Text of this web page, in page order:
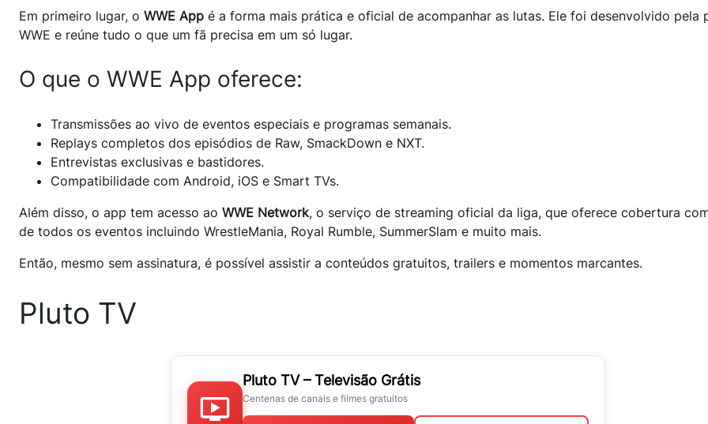
Em primeiro lugar, o WWE App é a forma mais prática e oficial de acompanhar as lutas. Ele foi desenvolvido pela
WWE e reúne tudo o que um fã precisa em um só lugar.
O que o WWE App oferece:
Transmissões ao vivo de eventos especiais e programas semanais.
Replays completos dos episódios de Raw, SmackDown e NXT.
Entrevistas exclusivas e bastidores.
Compatibilidade com Android, iOS e Smart TVs.
Além disso, o app tem acesso ao WWE Network, o serviço de streaming oficial da liga, que oferece cobertura
de todos os eventos incluindo WrestleMania, Royal Rumble, SummerSlam e muito mais.
Então, mesmo sem assinatura, é possível assistir a conteúdos gratuitos, trailers e momentos marcantes.
Pluto TV
Pluto TV – Televisão Grátis
Centenas de canais e filmes gratuitos